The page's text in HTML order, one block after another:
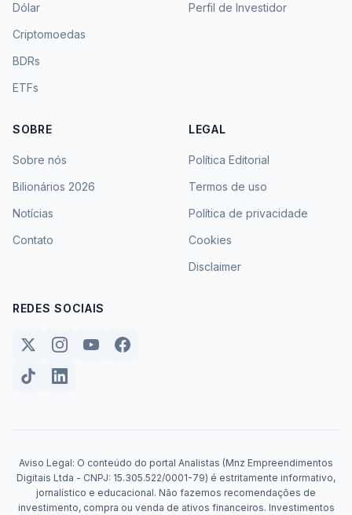
Dólar
Criptomoedas
BDRs
ETFs
Perfil de Investidor
SOBRE
Sobre nós
Bilionários 2026
Notícias
Contato
LEGAL
Política Editorial
Termos de uso
Política de privacidade
Cookies
Disclaimer
REDES SOCIAIS
Aviso Legal: O conteúdo do portal Analistas (Mnz Empreendimentos
Digitais Ltda - CNPJ: 15.305.522/0001-79) é estritamente informativo,
jornalístico e educacional. Não fazemos recomendações de
investimento, compra ou venda de ativos financeiros. Investimentos